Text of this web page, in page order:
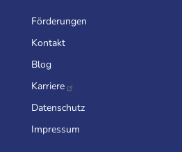
Förderungen
Kontakt
Blog
Karriere
Datenschutz
Impressum